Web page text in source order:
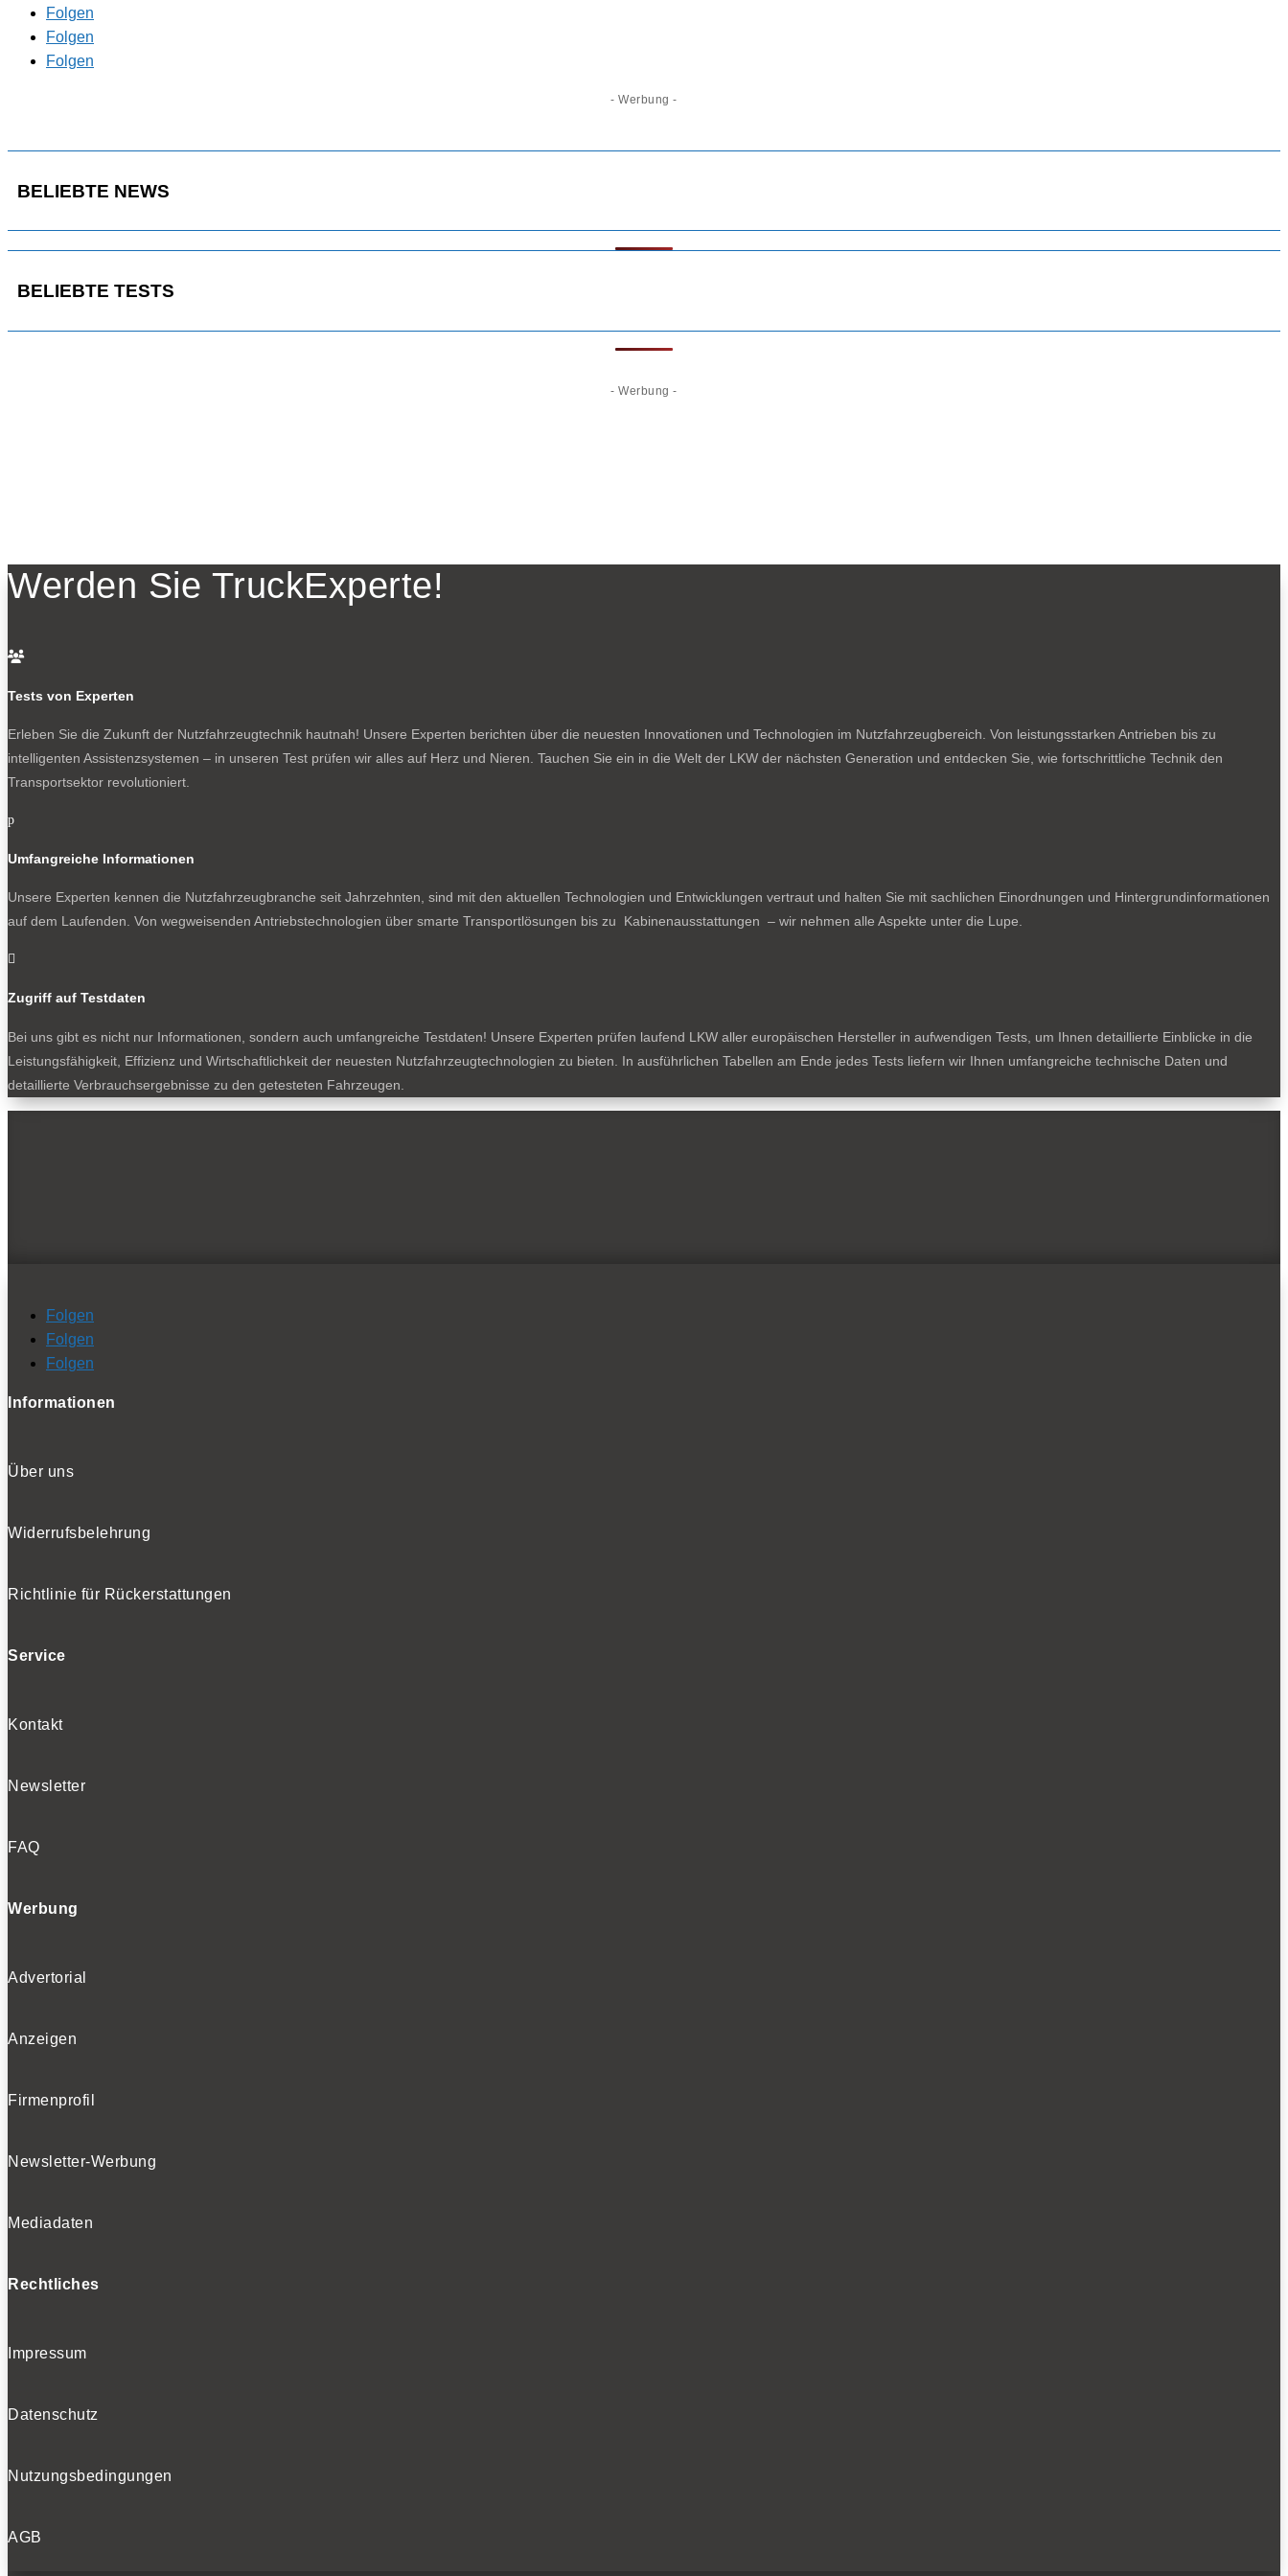
Folgen
Folgen
Folgen
- Werbung -
BELIEBTE NEWS
BELIEBTE TESTS
- Werbung -
Werden Sie TruckExperte!

Tests von Experten
Erleben Sie die Zukunft der Nutzfahrzeugtechnik hautnah! Unsere Experten berichten über die neuesten Innovationen und Technologien im Nutzfahrzeugbereich. Von leistungsstarken Antrieben bis zu
intelligenten Assistenzsystemen – in unseren Test prüfen wir alles auf Herz und Nieren. Tauchen Sie ein in die Welt der LKW der nächsten Generation und entdecken Sie, wie fortschrittliche Technik den
Transportsektor revolutioniert.
p
Umfangreiche Informationen
Unsere Experten kennen die Nutzfahrzeugbranche seit Jahrzehnten, sind mit den aktuellen Technologien und Entwicklungen vertraut und halten Sie mit sachlichen Einordnungen und Hintergrundinformationen
auf dem Laufenden. Von wegweisenden Antriebstechnologien über smarte Transportlösungen bis zu Kabinenausstattungen – wir nehmen alle Aspekte unter die Lupe.

Zugriff auf Testdaten
Bei uns gibt es nicht nur Informationen, sondern auch umfangreiche Testdaten! Unsere Experten prüfen laufend LKW aller europäischen Hersteller in aufwendigen Tests, um Ihnen detaillierte Einblicke in die
Leistungsfähigkeit, Effizienz und Wirtschaftlichkeit der neuesten Nutzfahrzeugtechnologien zu bieten. In ausführlichen Tabellen am Ende jedes Tests liefern wir Ihnen umfangreiche technische Daten und
detaillierte Verbrauchsergebnisse zu den getesteten Fahrzeugen.
Folgen
Folgen
Folgen
Informationen
Über uns
Widerrufsbelehrung
Richtlinie für Rückerstattungen
Service
Kontakt
Newsletter
FAQ
Werbung
Advertorial
Anzeigen
Firmenprofil
Newsletter-Werbung
Mediadaten
Rechtliches
Impressum
Datenschutz
Nutzungsbedingungen
AGB